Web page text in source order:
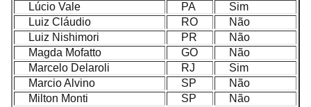
Lúcio Vale
PA
Sim
Luiz Cláudio
RO
Não
Luiz Nishimori
PR
Não
Magda Mofatto
GO
Não
Marcelo Delaroli
RJ
Sim
Marcio Alvino
SP
Não
Milton Monti
SP
Não